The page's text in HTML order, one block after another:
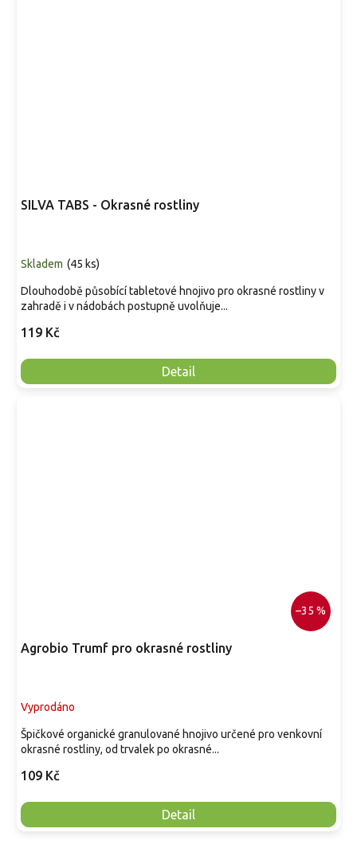
SILVA TABS - Okrasné rostliny
Skladem (45 ks)
119 Kč
Detail
Dlouhodobě působící tabletové hnojivo pro okrasné rostliny v
zahradě i v nádobách postupně uvolňuje...
–35 %
Agrobio Trumf pro okrasné rostliny
Vyprodáno
109 Kč
Detail
Špičkové organické granulované hnojivo určené pro venkovní
okrasné rostliny, od trvalek po okrasné...